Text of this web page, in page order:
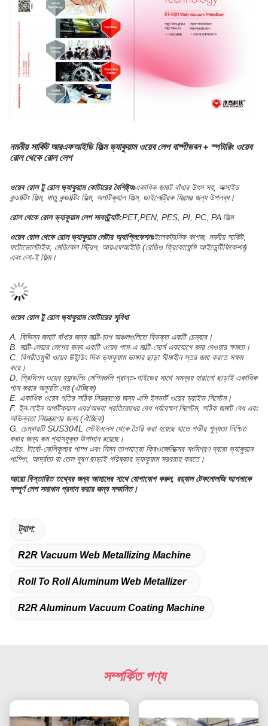
নমনীয় সার্কিট আরএফআইডি ফিল্ম ভ্যাকুয়াম ওয়েব লেপ বাষ্পীভবন + স্পটারিং ওয়েব
রোল থেকে রোল লেপ
ওয়েব রোল টু রোল ভ্যাকুয়াম কোটারের বৈশিষ্ট্যঃএকাধিক জমাট বাঁধার উৎস সহ, অক্সাইড
কন্ডাক্টিং ফিল্ম, ধাতু কন্ডাক্টিং ফিল্ম, অপটিক্যাল ফিল্ম, ডাইলেক্ট্রিক ফিল্মের জন্য উপলব্ধ।
রোল থেকে রোল ভ্যাকুয়াম লেপ সাবস্ট্র্যাট:PET,PEN, PES, PI, PC, PA ফিল্ম
ওয়েব রোল থেকে রোল ভ্যাকুয়াম লেটার অ্যাপ্লিকেশনঃইলেকট্রনিক কাগজ, নমনীয় সার্কিট,
ফটোভোলটাইক, মেডিকেল স্ট্রিপ, আরএফআইডি (রেডিও ফ্রিকোয়েন্সি আইডেন্টিফিকেশন)
এবং লো-ই ফিল্ম।
ওয়েব রোল টু রোল ভ্যাকুয়াম কোটারের সুবিধা
A. বিভিন্ন জমাট বাঁধার জন্য মাল্টি-চাপ অঞ্চলগুলিতে বিভক্ত একটি চেম্বার।
B. মাল্টি-লেয়ার লেপের জন্য একটি ওয়েব পাস-এ মাল্টি-সোর্স একযোগে জমা দেওয়ার ক্ষমতা।
C. বিপরীতমুখী ওয়েব উইন্ডিং দিক ভ্যাকুয়াম ভাঙ্গার ছাড়া সীমাহীন স্তর জমা করতে সক্ষম
করে।
D. প্রিসিশন ওয়েব হ্যান্ডলিং মেশিনগুলি প্রান্ত-গাইডের সাথে সমন্বয় হারানো ছাড়াই একাধিক
পাস করার অনুমতি দেয় (ঐচ্ছিক)
E. একাধিক ওয়েব গতির সঠিক নিয়ন্ত্রণের জন্য এসি ইনভার্ট ওয়েব ড্রাইভ সিস্টেম।
F. ইন-লাইন অপটিক্যাল এবং/অথবা প্রতিরোধের বেধ পর্যবেক্ষণ সিস্টেম, সঠিক জমাট বেধ এবং
অভিন্নতা নিয়ন্ত্রণের জন্য (ঐচ্ছিক)
G. চেম্বারটি SUS304L স্টেইনলেস থেকে তৈরি করা হয়েছে যাতে গভীর শূন্যতা নিশ্চিত
করার জন্য কম গ্যাসযুক্ত উপাদান রয়েছে।
এইচ. টার্বো-মোলিকুলার পাম্প এবং নিম্ন তাপমাত্রা ক্রিওজেনিক্সের সংমিশ্রণ দ্বারা ভ্যাকুয়াম
পাম্পিং, আর্দ্রতা বা তেল দূষণ ছাড়াই পরিষ্কার ভ্যাকুয়াম সরবরাহ করতে।
আরো বিস্তারিত তথ্যের জন্য আমাদের সাথে যোগাযোগ করুন, রয়্যাল টেকনোলজি আপনাকে
সম্পূর্ণ লেপ সমাধান প্রদান করার জন্য সম্মানিত।
ট্যাগ:
R2R Vacuum Web Metallizing Machine
Roll To Roll Aluminum Web Metallizer
R2R Aluminum Vacuum Coating Machine
সম্পর্কিত পণ্য